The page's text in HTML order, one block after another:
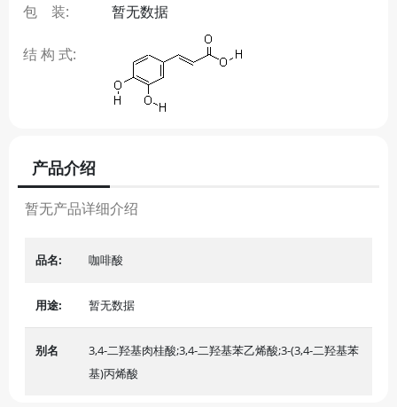
包 装: 暂无数据
结 构 式:
产品介绍
暂无产品详细介绍
品名: 咖啡酸
用途: 暂无数据
别名
3,4-二羟基肉桂酸;3,4-二羟基苯乙烯酸;3-(3,4-二羟基苯
基)丙烯酸